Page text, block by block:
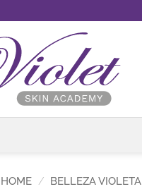
HOME / BELLEZA VIOLETA